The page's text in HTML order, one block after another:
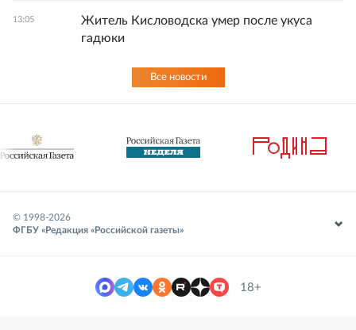
13:05
Житель Кисловодска умер после укуса
гадюки
Все новости
© 1998-2026
ФГБУ «Редакция «Российской газеты»
18+